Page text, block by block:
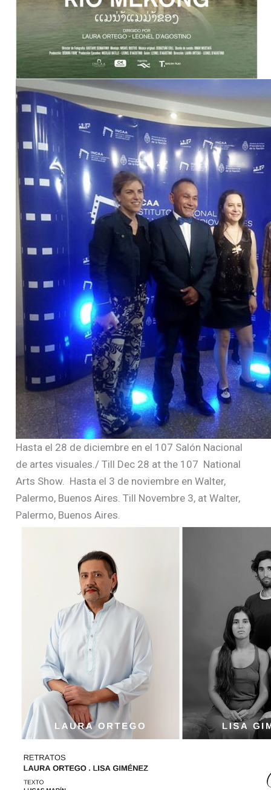
Hasta el 28 de diciembre en el 107 Salón Nacional
de artes visuales./ Till Dec 28 at the 107 National
Arts Show. Hasta el 3 de noviembre en Walter,
Palermo, Buenos Aires. Till Novembre 3, at Walter,
Palermo, Buenos Aires.